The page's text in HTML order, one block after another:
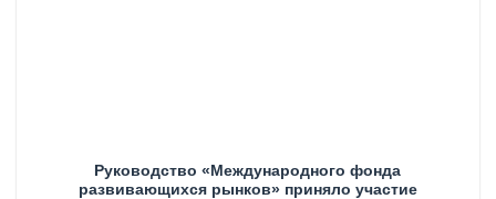
Руководство «Международного фонда
развивающихся рынков» приняло участие